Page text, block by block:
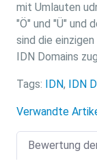
mit Umlauten
"Ö" und "Ü" und
sind die
IDN Domains
Tags: IDN, IDN
Verwandte
Bewertung